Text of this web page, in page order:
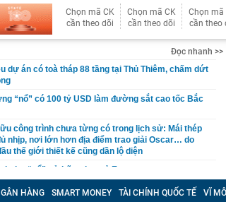
Chọn mã CK
cần theo dõi
Chọn mã CK
cần theo dõi
Chọn mã
cần theo
Đọc nhanh >>
dự án có toà tháp 88 tầng tại Thủ Thiêm, chấm dứt
“nổ” có 100 tỷ USD làm đường sắt cao tốc Bắc
công trình chưa từng có trong lịch sử: Mái thép
nhịp, nơi lớn hơn địa điểm trao giải Oscar… do
thế giới thiết kế cũng dần lộ diện
“nổ” sở hữu chục tỷ Euro
Thị Nguyên SN 2001
HÀNG SMART MONEY TÀI CHÍNH QUỐC TẾ VĨ MÔ